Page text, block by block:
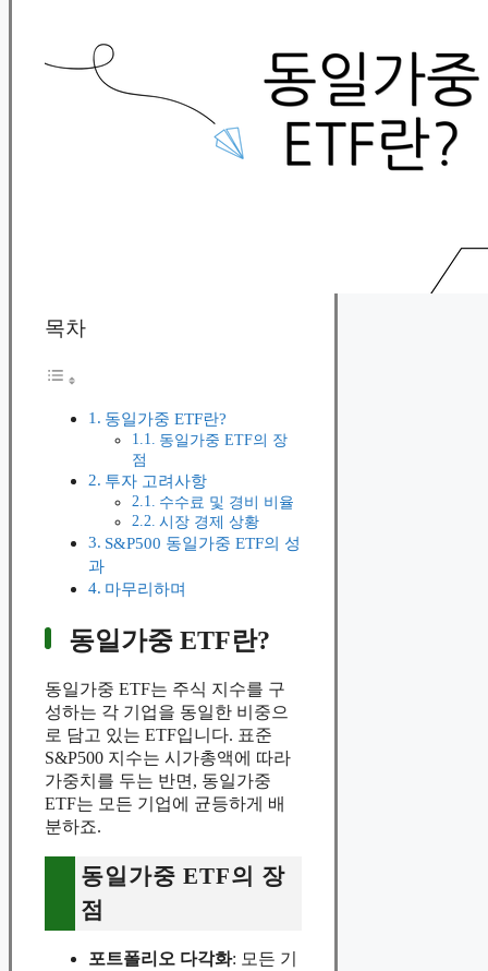
목차
동일가중 ETF란?
동일가중 ETF의 장
점
투자 고려사항
수수료 및 경비 비율
시장 경제 상황
S&P500 동일가중 ETF의 성
과
마무리하며
동일가중 ETF란?
동일가중 ETF는 주식 지수를 구
성하는 각 기업을 동일한 비중으
로 담고 있는 ETF입니다. 표준
S&P500 지수는 시가총액에 따라
가중치를 두는 반면, 동일가중
ETF는 모든 기업에 균등하게 배
분하죠.
동일가중 ETF의 장
점
포트폴리오 다각화: 모든 기